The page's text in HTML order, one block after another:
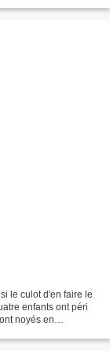
le culot d'en faire le
enfants ont péri
noyés en